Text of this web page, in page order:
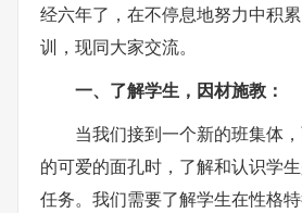
经六年了，在不停息地努力中积
训，现同大家交流。
一、了解学生，因材施教：
当我们接到一个新的班集体
的可爱的面孔时，了解和认识学
任务。我们需要了解学生在性格